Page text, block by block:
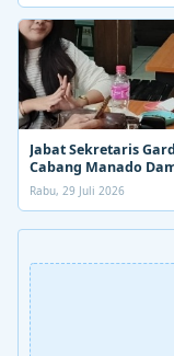
Jabat Sekretaris
Cabang Manado
Rabu, 29 Juli 2026